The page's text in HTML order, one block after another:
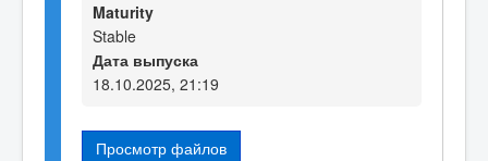
Maturity
Stable
Дата выпуска
18.10.2025, 21:19
Просмотр файлов